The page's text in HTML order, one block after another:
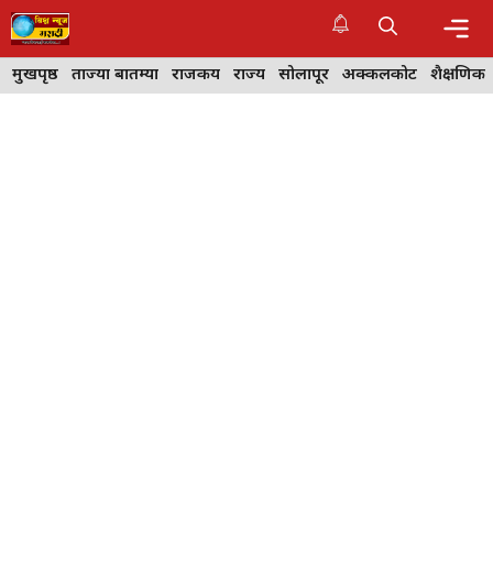
Skip
to
content
मुखपृष्ठ ताज्या बातम्या राजकीय राज्य सोलापूर अक्कलकोट शैक्षणिक